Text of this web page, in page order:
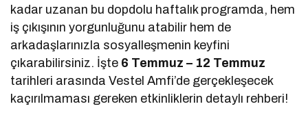
kadar uzanan bu dopdolu haftalık programda, hem
iş çıkışının yorgunluğunu atabilir hem de
arkadaşlarınızla sosyalleşmenin keyfini
çıkarabilirsiniz. İşte 6 Temmuz – 12 Temmuz
tarihleri arasında Vestel Amfi’de gerçekleşecek
kaçırılmaması gereken etkinliklerin detaylı rehberi!